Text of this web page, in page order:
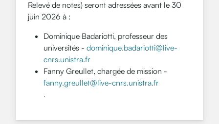
Relevé de notes) seront adressées avant le 30
juin 2026 à :
Dominique Badariotti, professeur des
universités - dominique.badariotti@live-
cnrs.unistra.fr
Fanny Greullet, chargée de mission -
fanny.greullet@live-cnrs.unistra.fr
.